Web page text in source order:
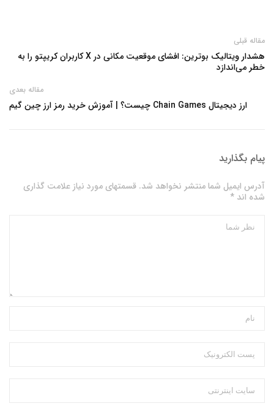
مقاله قبلی
هشدار ویتالیک بوترین: افشای موقعیت مکانی در X کاربران کریپتو را به
خطر می‌اندازد
مقاله بعدی
ارز دیجیتال Chain Games چیست؟ | آموزش خرید رمز ارز چین گیم
پیام بگذارید
آدرس ایمیل شما منتشر نخواهد شد. قسمتهای مورد نیاز علامت گذاری
شده اند *